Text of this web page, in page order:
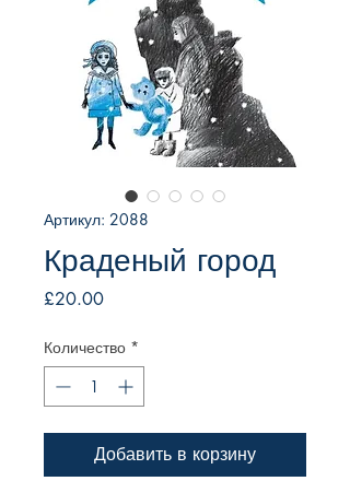
Артикул: 2088
Краденый город
£20.00Цена
Количество *
Добавить в корзину